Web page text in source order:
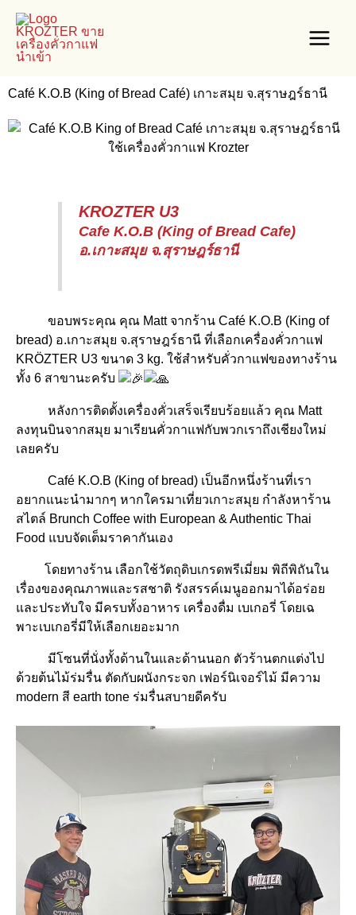
content
Menu
Café K.O.B (King of Bread Café) เกาะสมุย จ.สุราษฎร์ธานี
KROZTER U3
Cafe K.O.B (King of Bread Cafe)
อ.เกาะสมุย จ.สุราษฎร์ธานี
ขอบพระคุณ คุณ Matt จากร้าน Café K.O.B (King of
bread) อ.เกาะสมุย จ.สุราษฎร์ธานี ที่เลือกเครื่องคั่วกาแฟ
KRÖZTER U3 ขนาด 3 kg. ใช้สำหรับคั่วกาแฟของทางร้าน
ทั้ง 6 สาขานะครับ
หลังการติดตั้งเครื่องคั่วเสร็จเรียบร้อยแล้ว คุณ Matt
ลงทุนบินจากสมุย มาเรียนคั่วกาแฟกับพวกเราถึงเชียงใหม่
เลยครับ
Café K.O.B (King of bread) เป็นอีกหนึ่งร้านที่เรา
อยากแนะนำมากๆ หากใครมาเที่ยวเกาะสมุย กำลังหาร้าน
สไตล์ Brunch Coffee with European & Authentic Thai
Food แบบจัดเต็มราคากันเอง
โดยทางร้าน เลือกใช้วัตถุดิบเกรดพรีเมี่ยม พิถีพิถันใน
เรื่องของคุณภาพและรสชาติ รังสรรค์เมนูออกมาได้อร่อย
และประทับใจ มีครบทั้งอาหาร เครื่องดื่ม เบเกอรี่ โดยเฉ
พาะเบเกอรี่มีให้เลือกเยอะมาก
มีโซนที่นั่งทั้งด้านในและด้านนอก ตัวร้านตกแต่งไป
ด้วยต้นไม้ร่มรื่น ตัดกับผนังกระจก เฟอร์นิเจอร์ไม้ มีความ
modern สี earth tone ร่มรื่นสบายดีครับ